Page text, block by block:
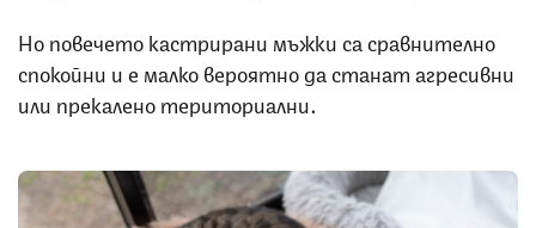
Но повечето кастрирани мъжки са сравнително
спокойни и е малко вероятно да станат агресивни
или прекалено териториални.